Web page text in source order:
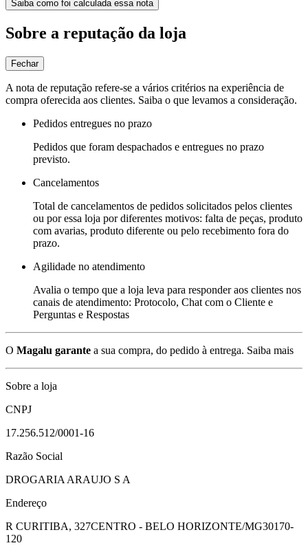
Saiba como foi calculada essa nota
Sobre a reputação da loja
Fechar
A nota de reputação refere-se a vários critérios na experiência de
compra oferecida aos clientes. Saiba o que levamos a consideração.
Pedidos entregues no prazo
Pedidos que foram despachados e entregues no prazo
previsto.
Cancelamentos
Total de cancelamentos de pedidos solicitados pelos clientes
ou por essa loja por diferentes motivos: falta de peças, produto
com avarias, produto diferente ou pelo recebimento fora do
prazo.
Agilidade no atendimento
Avalia o tempo que a loja leva para responder aos clientes nos
canais de atendimento: Protocolo, Chat com o Cliente e
Perguntas e Respostas
O Magalu garante a sua compra, do pedido à entrega. Saiba mais
Sobre a loja
CNPJ
17.256.512/0001-16
Razão Social
DROGARIA ARAUJO S A
Endereço
R CURITIBA, 327CENTRO - BELO HORIZONTE/MG30170-
120